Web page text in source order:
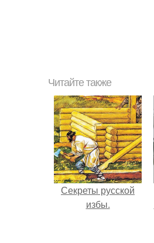
Читайте также
Секреты русской
избы.